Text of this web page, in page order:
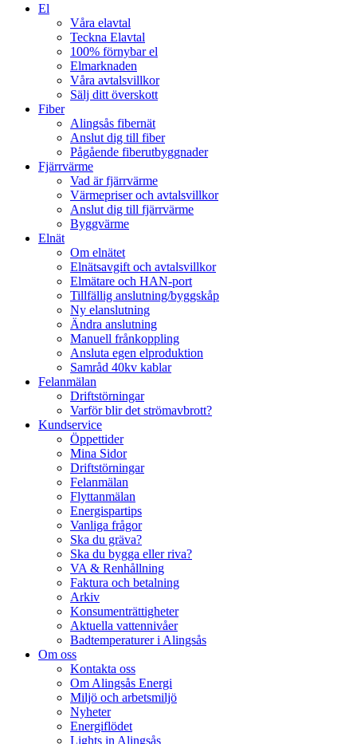
El
Våra elavtal
Teckna Elavtal
100% förnybar el
Elmarknaden
Våra avtalsvillkor
Sälj ditt överskott
Fiber
Alingsås fibernät
Anslut dig till fiber
Pågående fiberutbyggnader
Fjärrvärme
Vad är fjärrvärme
Värmepriser och avtalsvillkor
Anslut dig till fjärrvärme
Byggvärme
Elnät
Om elnätet
Elnätsavgift och avtalsvillkor
Elmätare och HAN-port
Tillfällig anslutning/byggskåp
Ny elanslutning
Ändra anslutning
Manuell frånkoppling
Ansluta egen elproduktion
Samråd 40kv kablar
Felanmälan
Driftstörningar
Varför blir det strömavbrott?
Kundservice
Öppettider
Mina Sidor
Driftstörningar
Felanmälan
Flyttanmälan
Energispartips
Vanliga frågor
Ska du gräva?
Ska du bygga eller riva?
VA & Renhållning
Faktura och betalning
Arkiv
Konsumenträttigheter
Aktuella vattennivåer
Badtemperaturer i Alingsås
Om oss
Kontakta oss
Om Alingsås Energi
Miljö och arbetsmiljö
Nyheter
Energiflödet
Lights in Alingsås